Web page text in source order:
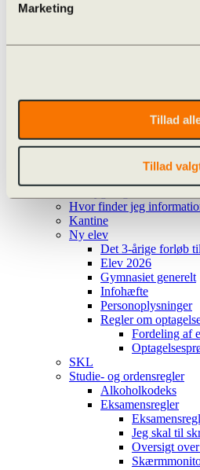
Marketing
Tillad
Tillad
Alumnebanken
Alumner på SoMe
Er du alumne?
Hvor finder jeg
Kantine
Ny elev
Det 3-årige forløb
Elev 2026
Gymnasiet generelt
Infohæfte
Personoplysninger
Regler om
Fordeling af
SKL
Studie- og ordensregler
Alkoholkodeks
Eksamensregler
Jeg skal til
Oversigt